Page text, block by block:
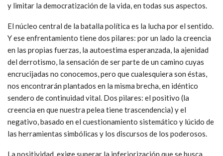
y limitar la democratización de la vida, en todas sus aspectos.
El núcleo central de la batalla política es la lucha por el sentido.
Y ese enfrentamiento tiene dos pilares: por un lado la creencia
en las propias fuerzas, la autoestima esperanzada, la ajenidad
del derrotismo, la sensación de ser parte de un camino cuyas
encrucijadas no conocemos, pero que cualesquiera son éstas,
nos encontrarán plantados en la misma brecha, en idéntico
sendero de continuidad vital. Dos pilares: el positivo (la
creencia en que nuestra pelea tiene trascendencia) y el
negativo, basado en el cuestionamiento sistemático y lúcido de
las herramientas simbólicas y los discursos de los poderosos.
La positividad exige superar la inferiorización que se busca